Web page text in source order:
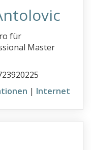
für
Master
| Internet